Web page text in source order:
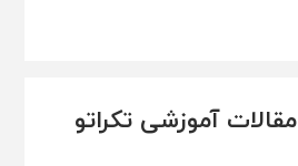
مقالات آموزشی تکراتو